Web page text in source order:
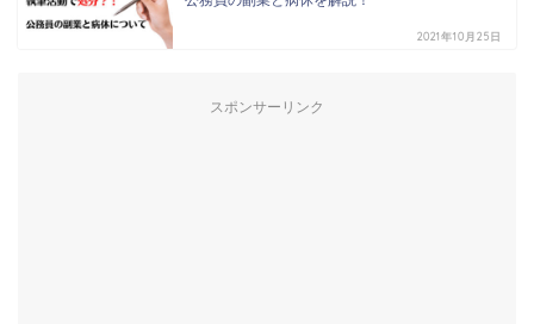
2021年10月25日
スポンサーリンク